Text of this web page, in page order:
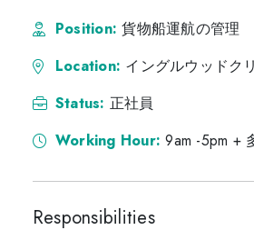
Position:貨物船運航の管理
Location: イングルウッドク
Status: 正社員
Working Hour:9am -5pm +
Responsibilities